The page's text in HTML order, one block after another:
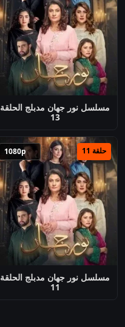
مسلسل نور جهان مدبلج الحلقة
13
حلقة 11 1080p
مسلسل نور جهان مدبلج الحلقة
11